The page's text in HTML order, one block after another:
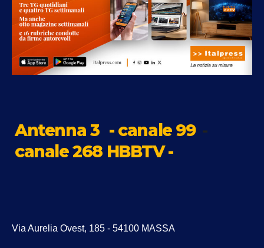
Antenna 3 - canale 99 -
canale 268 HBBTV -
Via Aurelia Ovest, 185 - 54100 MASSA